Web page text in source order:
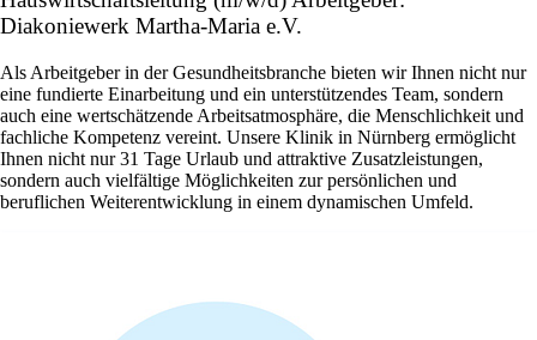
Diakoniewerk Martha-Maria e.V.
Als Arbeitgeber in der Gesundheitsbranche bieten wir Ihnen nicht nur
eine fundierte Einarbeitung und ein unterstützendes Team, sondern
auch eine wertschätzende Arbeitsatmosphäre, die Menschlichkeit und
fachliche Kompetenz vereint. Unsere Klinik in Nürnberg ermöglicht
Ihnen nicht nur 31 Tage Urlaub und attraktive Zusatzleistungen,
sondern auch vielfältige Möglichkeiten zur persönlichen und
beruflichen Weiterentwicklung in einem dynamischen Umfeld.